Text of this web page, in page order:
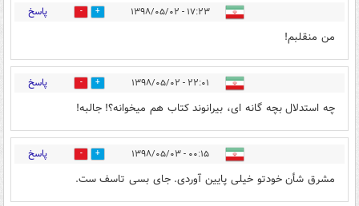
۱۷:۲۳ - ۱۳۹۸/۰۵/۰۲ 0 پاسخ
من منقلبم!
۲۲:۰۱ - ۱۳۹۸/۰۵/۰۲ 0 پاسخ
چه استدلال بچه گانه ای، بیرانوند کتاب هم میخوانه؟! جالبه!
۰۰:۱۵ - ۱۳۹۸/۰۵/۰۳ 1 پاسخ
مشرق شأن خودتو خیلی پایین آوردی. جای بسی تاسف ست.